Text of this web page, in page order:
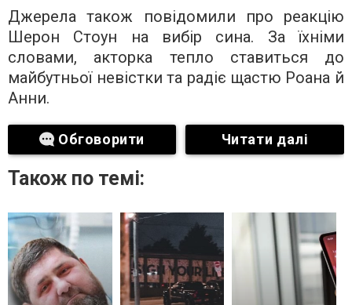
Джерела також повідомили про реакцію
Шерон Стоун на вибір сина. За їхніми
словами, акторка тепло ставиться до
майбутньої невістки та радіє щастю Роана й
Анни.
Обговорити Читати далі
Також по темі: